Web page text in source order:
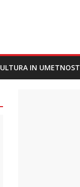
IN UMETNOST